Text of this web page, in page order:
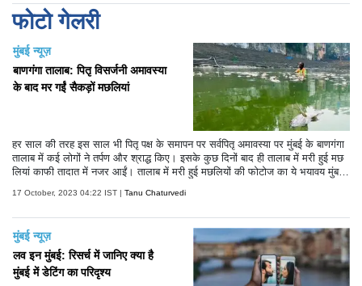
फोटो गेलरी
मुंबई न्यूज़
बाणगंगा तालाब: पितृ विसर्जनी अमावस्या
के बाद मर गईं सैकड़ों मछलियां
हर साल की तरह इस साल भी पितृ पक्ष के समापन पर सर्वपितृ अमावस्या पर मुंबई के बाणगंगा
तालाब में कई लोगों ने तर्पण और श्राद्ध किए। इसके कुछ दिनों बाद ही तालाब में मरी हुई मछ
लियां काफी तादात में नजर आईं। तालाब में मरी हुई मछलियों की फोटोज का ये भयावय मुंबई
17 October, 2023 04:22 IST | Tanu Chaturvedi
मुंबई न्यूज़
लव इन मुंबई: रिसर्च में जानिए क्या है
मुंबई में डेटिंग का परिदृश्य